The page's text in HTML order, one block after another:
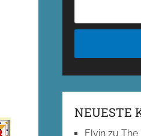
NEUESTE
Elvin zuThe